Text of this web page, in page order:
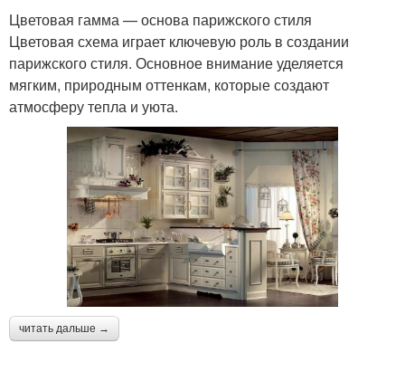
Цветовая гамма — основа парижского стиля
Цветовая схема играет ключевую роль в создании
парижского стиля. Основное внимание уделяется
мягким, природным оттенкам, которые создают
атмосферу тепла и уюта.
читать дальше →